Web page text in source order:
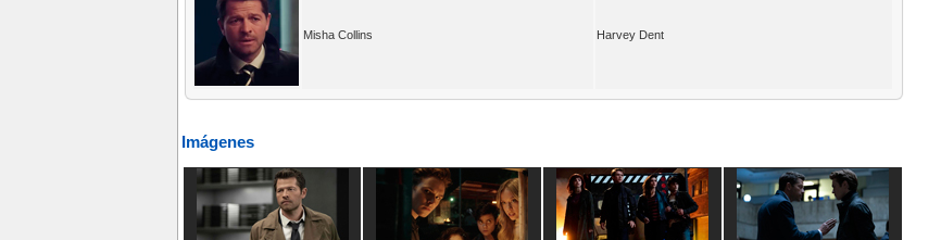
Misha Collins Harvey Dent
Imágenes